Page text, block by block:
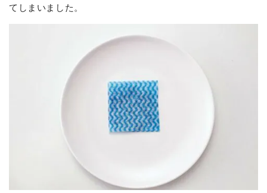
てしまいました。